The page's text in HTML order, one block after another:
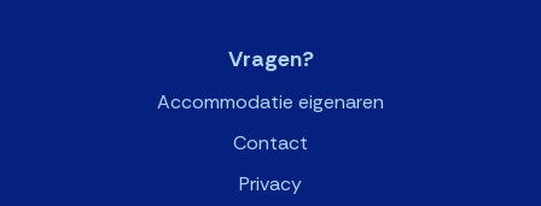
Vragen?
Accommodatie eigenaren
Contact
Privacy